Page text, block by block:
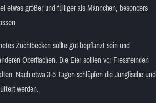
etwas größer und fülliger als Männchen, besonders
Zuchtbecken sollte gut bepflanzt sein und
Oberflächen. Die Eier sollten vor Fressfeinden
Nach etwa 3-5 Tagen schlüpfen die Jungfische und
werden.